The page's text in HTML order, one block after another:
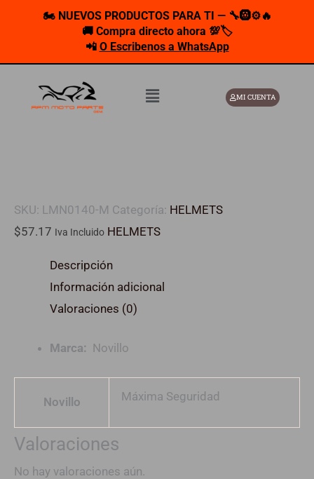
🏍️ NUEVOS PRODUCTOS PARA TI — 🔧🛞⚙️🔥
🚚 Compra directo ahora 💯🏷️
📲 O Escribenos a WhatsApp
Menú MI CUENTA
SKU: LMN0140-M Categoría: HELMETS
$57.17 Iva Incluido HELMETS
Descripción
Información adicional
Valoraciones (0)
Marca: Novillo
Novillo Máxima Seguridad
Valoraciones
No hay valoraciones aún.